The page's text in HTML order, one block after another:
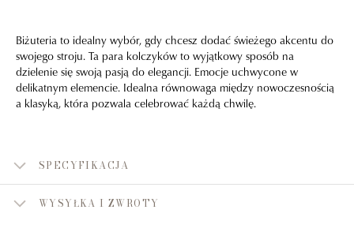
Biżuteria to idealny wybór, gdy chcesz dodać świeżego akcentu do
swojego stroju. Ta para kolczyków to wyjątkowy sposób na
dzielenie się swoją pasją do elegancji. Emocje uchwycone w
delikatnym elemencie. Idealna równowaga między nowoczesnością
a klasyką, która pozwala celebrować każdą chwilę.
SPECYFIKACJA
WYSYŁKA I ZWROTY